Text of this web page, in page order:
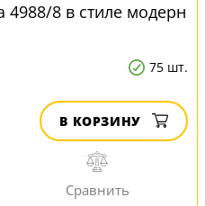
4988/8 в стиле модерн
75 шт.
В КОРЗИНУ